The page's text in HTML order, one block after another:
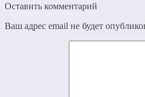
Оставить комментарий
Ваш адрес email не будет